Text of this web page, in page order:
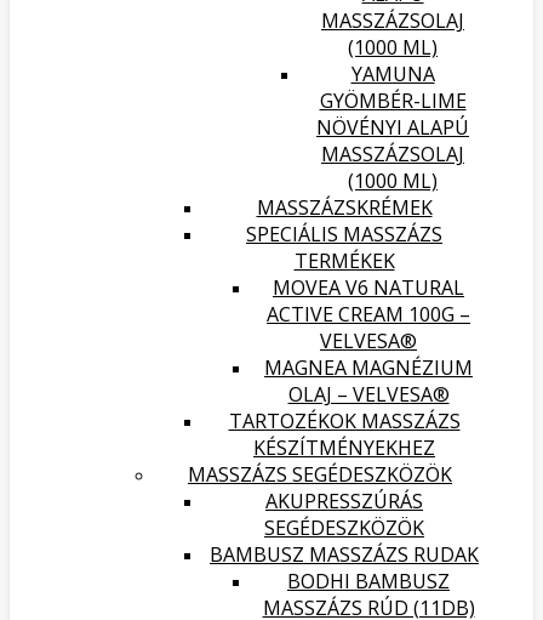
MASSZÁZSOLAJ
(1000 ML)
YAMUNA
GYÖMBÉR-LIME
NÖVÉNYI ALAPÚ
MASSZÁZSOLAJ
(1000 ML)
MASSZÁZSKRÉMEK
SPECIÁLIS MASSZÁZS
TERMÉKEK
MOVEA V6 NATURAL
ACTIVE CREAM 100G –
VELVESA®
MAGNEA MAGNÉZIUM
OLAJ – VELVESA®
TARTOZÉKOK MASSZÁZS
KÉSZÍTMÉNYEKHEZ
MASSZÁZS SEGÉDESZKÖZÖK
AKUPRESSZÚRÁS
SEGÉDESZKÖZÖK
BAMBUSZ MASSZÁZS RUDAK
BODHI BAMBUSZ
MASSZÁZS RÚD (11DB)